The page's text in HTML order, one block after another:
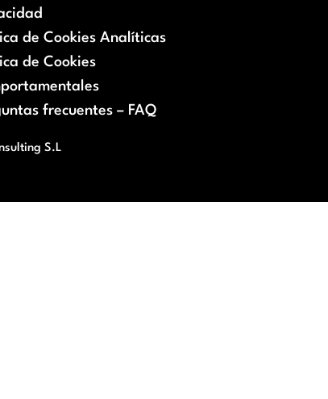
de Cookies Analíticas
de Cookies
frecuentes – FAQ
S.L